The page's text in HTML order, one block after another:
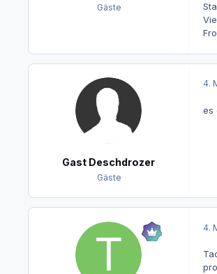
Gäste
Gast Deschdrozer
Gäste
4.
es
4.